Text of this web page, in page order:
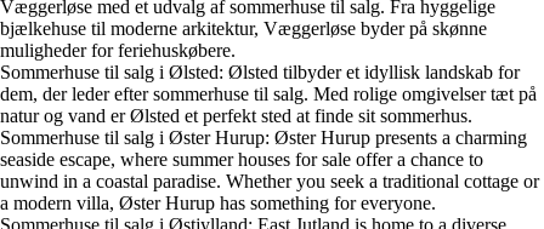
Væggerløse med et udvalg af sommerhuse til salg. Fra hyggelige
bjælkehuse til moderne arkitektur, Væggerløse byder på skønne
muligheder for feriehuskøbere.
Sommerhuse til salg i Ølsted: Ølsted tilbyder et idyllisk landskab for
dem, der leder efter sommerhuse til salg. Med rolige omgivelser tæt på
natur og vand er Ølsted et perfekt sted at finde sit sommerhus.
Sommerhuse til salg i Øster Hurup: Øster Hurup presents a charming
seaside escape, where summer houses for sale offer a chance to
unwind in a coastal paradise. Whether you seek a traditional cottage or
a modern villa, Øster Hurup has something for everyone.
Sommerhuse til salg i Østjylland: East Jutland is home to a diverse